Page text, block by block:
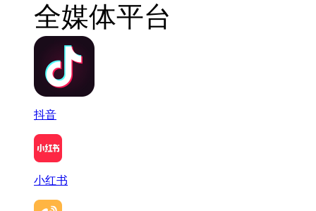
全媒体平台
抖音
小红书